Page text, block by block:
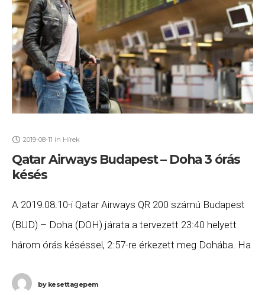
2019-08-11 in Hírek
Qatar Airways Budapest – Doha 3 órás
késés
A 2019.08.10-i Qatar Airways QR 200 számú Budapest
(BUD) – Doha (DOH) járata a tervezett 23:40 helyett
három órás késéssel, 2:57-re érkezett meg Dohába. Ha
bykesettagepem